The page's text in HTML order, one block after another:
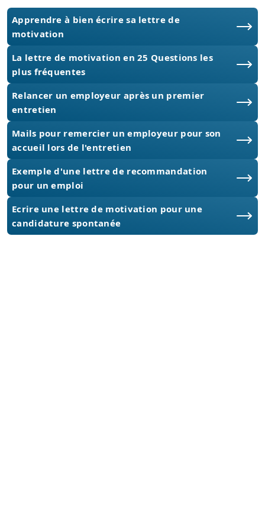
Apprendre à bien écrire sa lettre de
motivation
La lettre de motivation en 25 Questions les
plus fréquentes
Relancer un employeur après un premier
entretien
Mails pour remercier un employeur pour son
accueil lors de l'entretien
Exemple d'une lettre de recommandation
pour un emploi
Ecrire une lettre de motivation pour une
candidature spontanée